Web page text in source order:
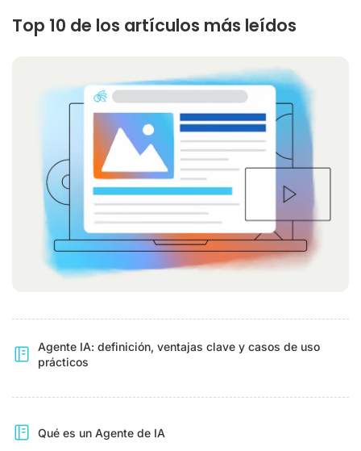
Top 10 de los artículos más leídos
Agente IA: definición, ventajas clave y casos de uso
prácticos
Qué es un Agente de IA